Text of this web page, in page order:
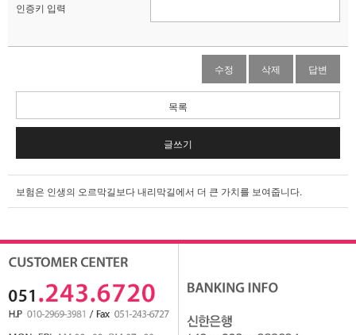
사
험
교
험
사
이
순
위
인증키 입력
수정 삭제 답변
목록
글쓰기
보험은 인생의 오르막길보다 내리막길에서 더 큰 가치를 보여줍니다.